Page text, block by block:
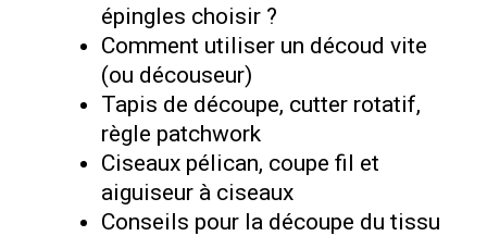
épingles choisir ?
Comment utiliser un découd vite
(ou découseur)
Tapis de découpe, cutter rotatif,
règle patchwork
Ciseaux pélican, coupe fil et
aiguiseur à ciseaux
Conseils pour la découpe du tissu